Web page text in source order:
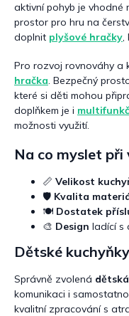
aktivní pohyb je vhodné
prostor pro hru na
doplnit plyšové hračky,
Pro rozvoj rovnováhy a
hračka. Bezpečný
které si děti mohou
doplňkem je i
možnosti využití.
Na co myslet při
📏 Velikost
🛡️ Kvalita
🍽️ Dostatek
🎨 Design ladící s
Dětské
Správně zvolená
komunikaci i
kvalitní zpracování s